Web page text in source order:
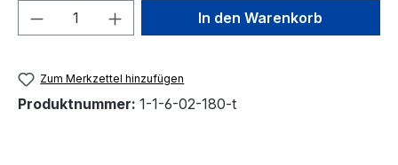
Produkt Anzahl: Gib denIn den Warenkorb
Zum Merkzettel hinzufügen
Produktnummer: 1-1-6-02-180-t